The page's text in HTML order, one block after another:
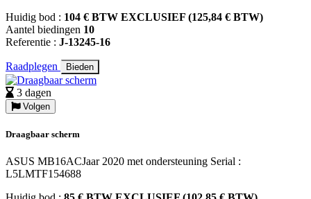
Huidig bod : 104 € BTW EXCLUSIEF (125,84 € BTW)
Aantel biedingen 10
Referentie : J-13245-16
Raadplegen Bieden
3 dagen
Volgen
Draagbaar scherm
ASUS MB16ACJaar 2020 met ondersteuning Serial :
L5LMTF154688